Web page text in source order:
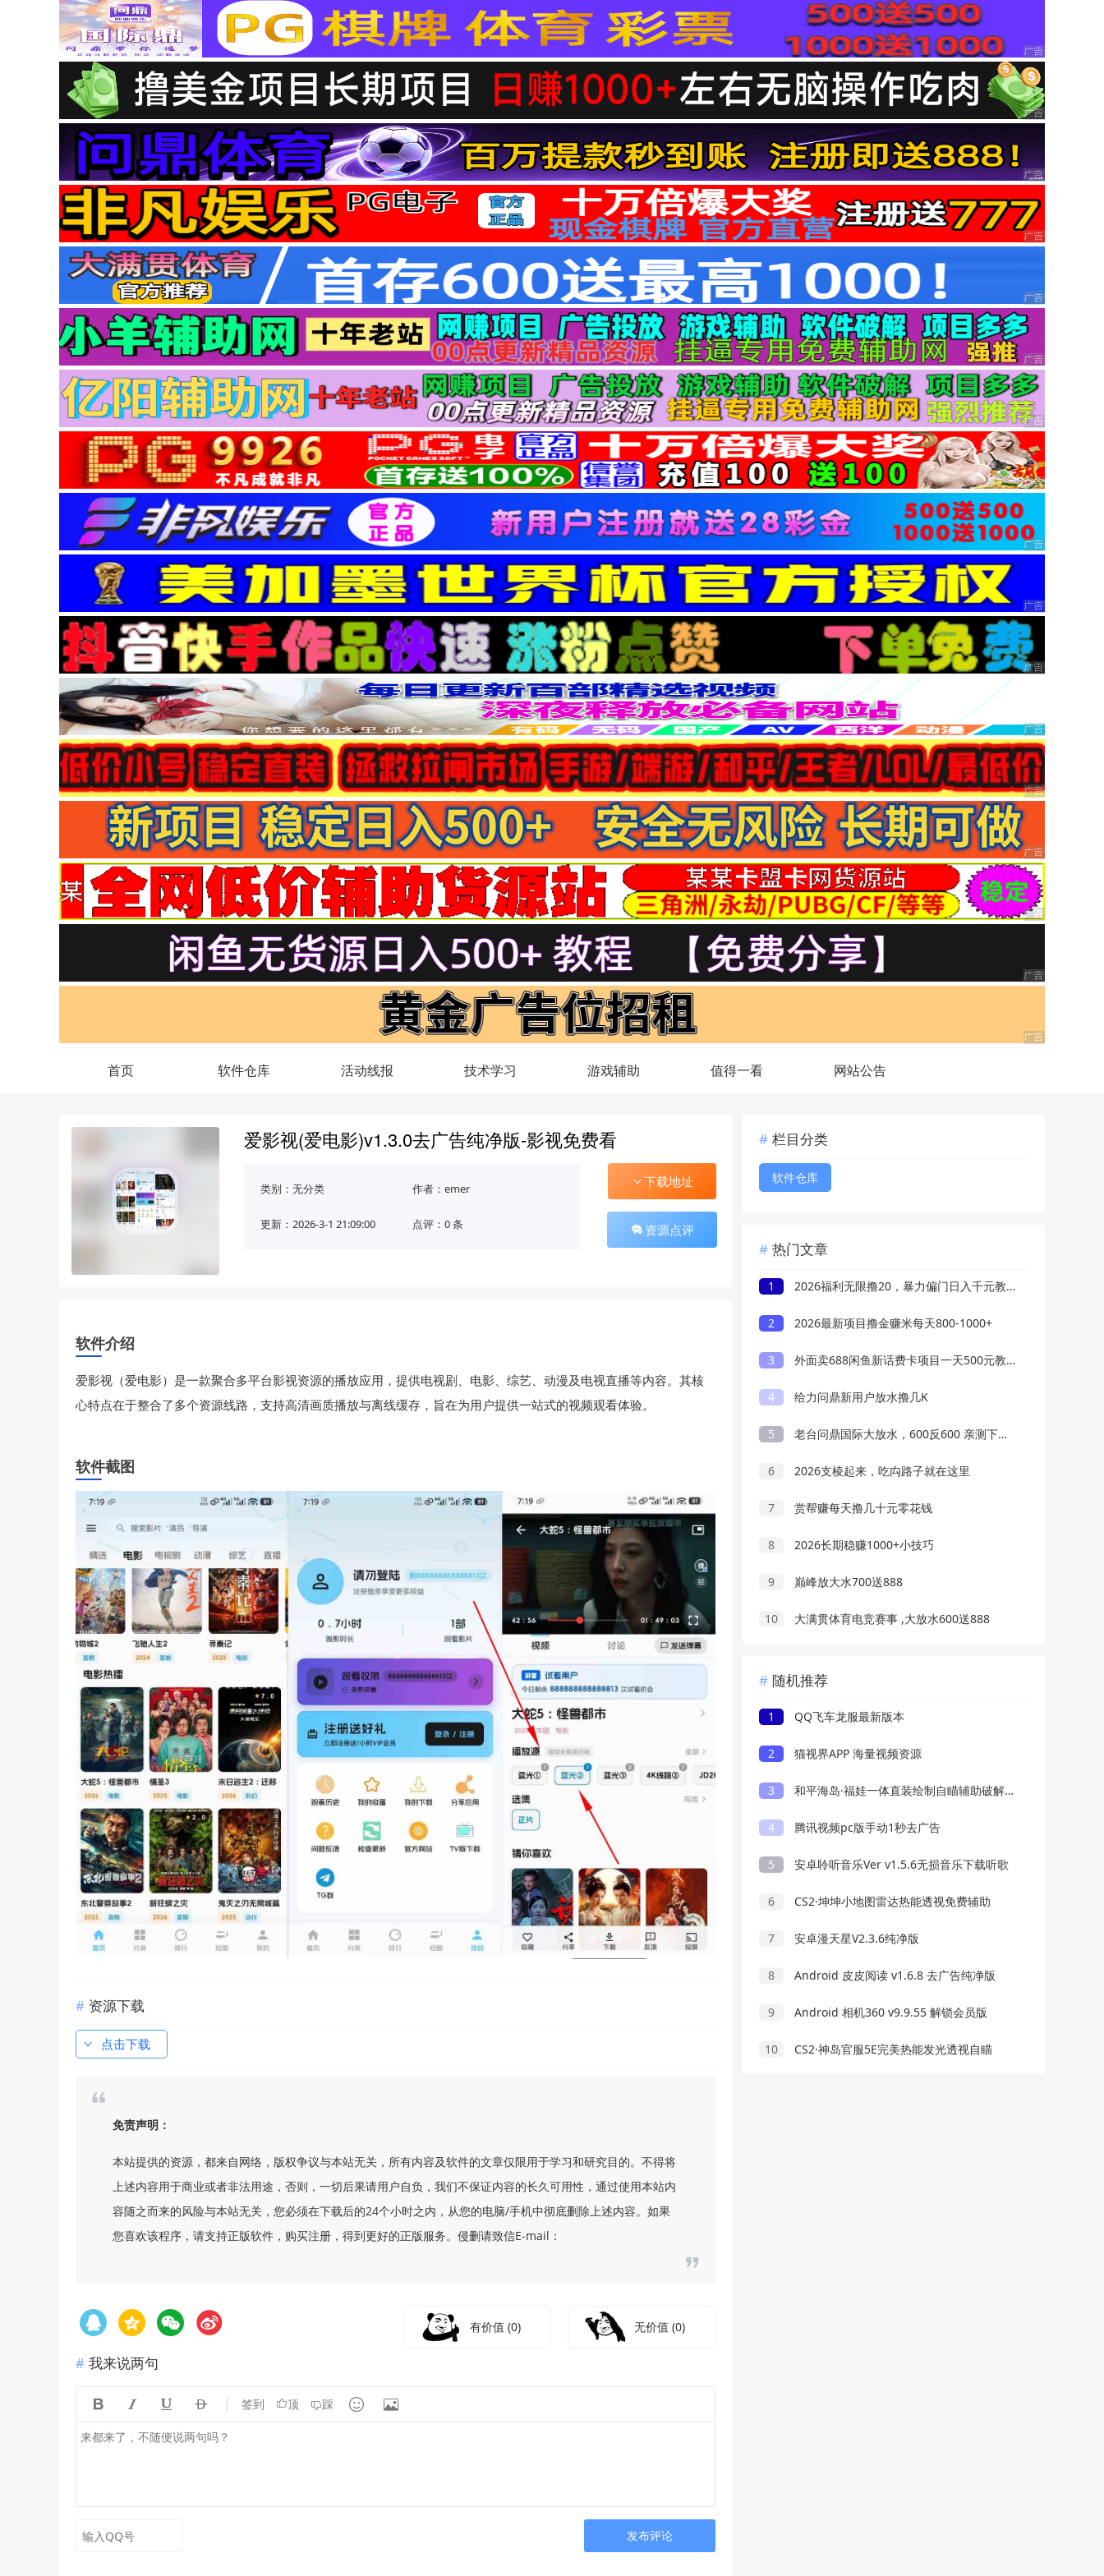
首页 软件仓库 活动线报 技术学习 游戏辅助 值得一看 网站公告
爱影视(爱电影)v1.3.0去广告纯净版-影视免费看
类别： 无分类 作者：emer
更新：2026-3-1 21:09:00 点评：0 条
下载地址
资源点评
软件介绍
爱影视（爱电影）是一款聚合多平台影视资源的播放应用，提供电视剧、电影、综艺、动漫及电视直播等内容。其核
心特点在于整合了多个资源线路，支持高清画质播放与离线缓存，旨在为用户提供一站式的视频观看体验。
软件截图
资源下载
点击下载
免责声明：
本站提供的资源，都来自网络，版权争议与本站无关，所有内容及软件的文章仅限用于学习和研究目的。不得将
上述内容用于商业或者非法用途，否则，一切后果请用户自负，我们不保证内容的长久可用性，通过使用本站内
容随之而来的风险与本站无关，您必须在下载后的24个小时之内，从您的电脑/手机中彻底删除上述内容。如果
您喜欢该程序，请支持正版软件，购买注册，得到更好的正版服务。侵删请致信E-mail：
有价值(0) 无价值(0)
我来说两句
    签到 顶 踩  
发布评论
栏目分类
软件仓库
热门文章
1 2026福利无限撸20，暴力偏门日入千元教程分享
2 2026最新项目撸金赚米每天800-1000+
3 外面卖688闲鱼新话费卡项目一天500元教程
4 给力问鼎新用户放水撸几K
5 老台问鼎国际大放水，600反600 亲测下分3W
6 2026支棱起来，吃禸路子就在这里
7 赏帮赚每天撸几十元零花钱
8 2026长期稳赚1000+小技巧
9 巅峰放大水700送888
10 大满贯体育电竞赛事 ,大放水600送888
随机推荐
1 QQ飞车龙服最新版本
2 猫视界APP 海量视频资源
3 和平海岛·福娃一体直装绘制自瞄辅助破解版 v1
4 腾讯视频pc版手动1秒去广告
5 安卓聆听音乐Ver v1.5.6无损音乐下载听歌
6 CS2·坤坤小地图雷达热能透视免费辅助
7 安卓漫天星V2.3.6纯净版
8 Android 皮皮阅读 v1.6.8 去广告纯净版
9 Android 相机360 v9.9.55 解锁会员版
10 CS2·神岛官服5E完美热能发光透视自瞄